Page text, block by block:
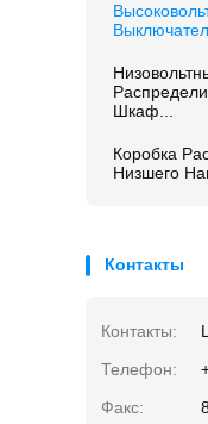
Шкаф...
Коробка
Низшего
Контакты
Контакты:
Телефон:
Факс: